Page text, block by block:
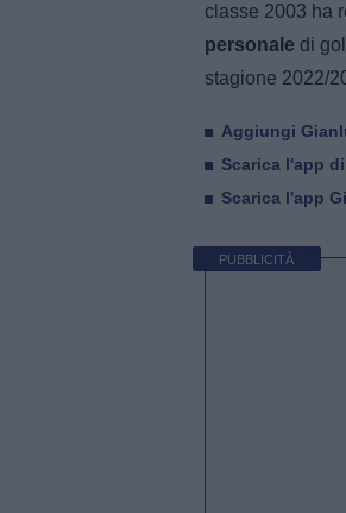
classe 2003 ha
personale di
stagione 2022/
Aggiungi
Scarica l'app
Scarica l'app
PUBBLICITÀ